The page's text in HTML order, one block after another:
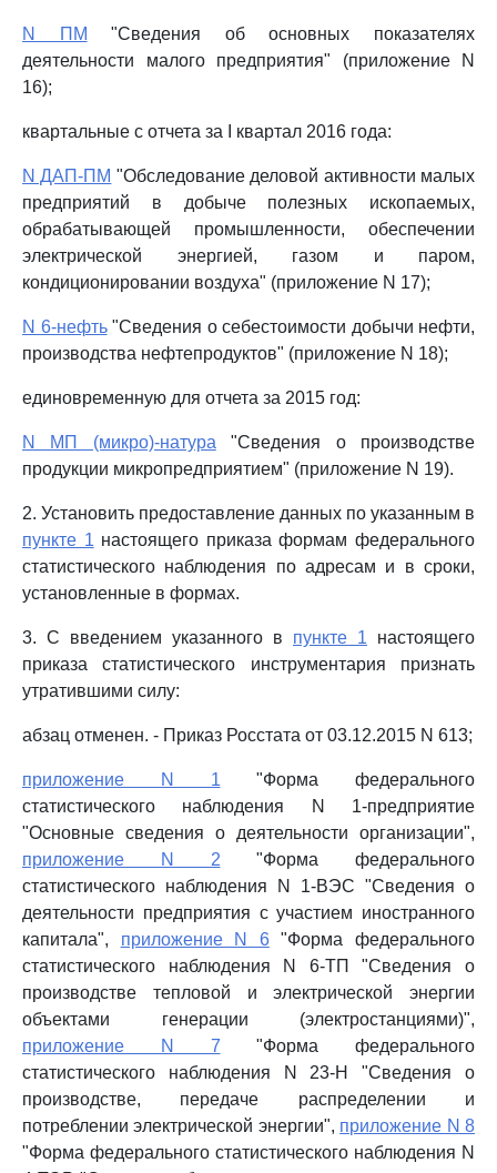
N ПМ "Сведения об основных показателях
деятельности малого предприятия" (приложение N
16);
квартальные с отчета за I квартал 2016 года:
N ДАП-ПМ "Обследование деловой активности малых
предприятий в добыче полезных ископаемых,
обрабатывающей промышленности, обеспечении
электрической энергией, газом и паром,
кондиционировании воздуха" (приложение N 17);
N 6-нефть"Сведения о себестоимости добычи нефти,
производства нефтепродуктов" (приложение N 18);
единовременную для отчета за 2015 год:
N МП (микро)-натура "Сведения о производстве
продукции микропредприятием" (приложение N 19).
2. Установить предоставление данных по указанным в
пункте 1 настоящего приказа формам федерального
статистического наблюдения по адресам и в сроки,
установленные в формах.
3. С введением указанного в пункте 1 настоящего
приказа статистического инструментария признать
утратившими силу:
абзац отменен. - Приказ Росстата от 03.12.2015 N 613;
приложение N 1 "Форма федерального
статистического наблюдения N 1-предприятие
"Основные сведения о деятельности организации",
приложение N 2 "Форма федерального
статистического наблюдения N 1-ВЭС "Сведения о
деятельности предприятия с участием иностранного
капитала", приложение N 6"Форма федерального
статистического наблюдения N 6-ТП "Сведения о
производстве тепловой и электрической энергии
объектами генерации (электростанциями)",
приложение N 7 "Форма федерального
статистического наблюдения N 23-Н "Сведения о
производстве, передаче распределении и
потреблении электрической энергии", приложение N 8
"Форма федерального статистического наблюдения N